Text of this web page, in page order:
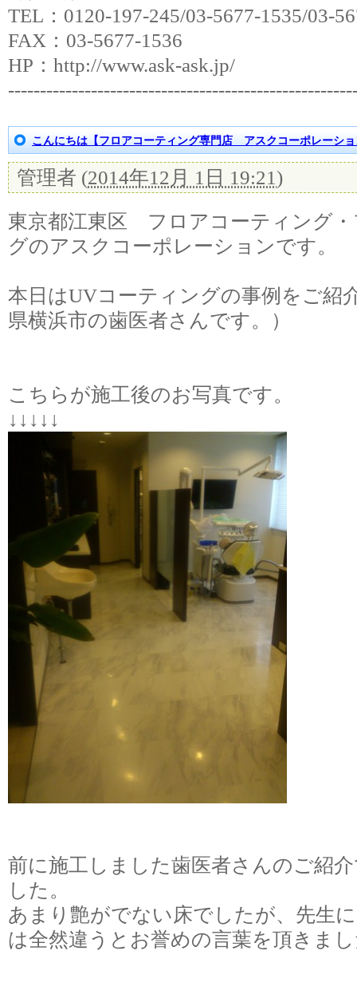
TEL：0120-197-245/03-5677-1535/03-
FAX：03-5677-1536
HP：http://www.ask-ask.jp/
こんにちは【フロアコーティング専門店 アスクコーポレーシ
管理者 (2014年12月 1日 19:21)
東京都江東区 フロアコーティング
グのアスクコーポレーションです。
本日はUVコーティングの事例をご紹
県横浜市の歯医者さんです。）
こちらが施工後のお写真です。
↓↓↓↓↓
前に施工しました歯医者さんのご紹
した。
あまり艶がでない床でしたが、先生
は全然違うとお誉めの言葉を頂きま